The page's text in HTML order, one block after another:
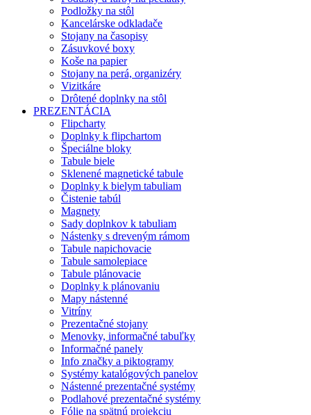
Podložky na stôl
Kancelárske odkladače
Stojany na časopisy
Zásuvkové boxy
Koše na papier
Stojany na perá, organizéry
Vizitkáre
Drôtené doplnky na stôl
PREZENTÁCIA
Flipcharty
Doplnky k flipchartom
Špeciálne bloky
Tabule biele
Sklenené magnetické tabule
Doplnky k bielym tabuliam
Čistenie tabúl
Magnety
Sady doplnkov k tabuliam
Nástenky s dreveným rámom
Tabule napichovacie
Tabule samolepiace
Tabule plánovacie
Doplnky k plánovaniu
Mapy nástenné
Vitríny
Prezentačné stojany
Menovky, informačné tabuľky
Informačné panely
Info značky a piktogramy
Systémy katalógových panelov
Nástenné prezentačné systémy
Podlahové prezentačné systémy
Fólie na spätnú projekciu